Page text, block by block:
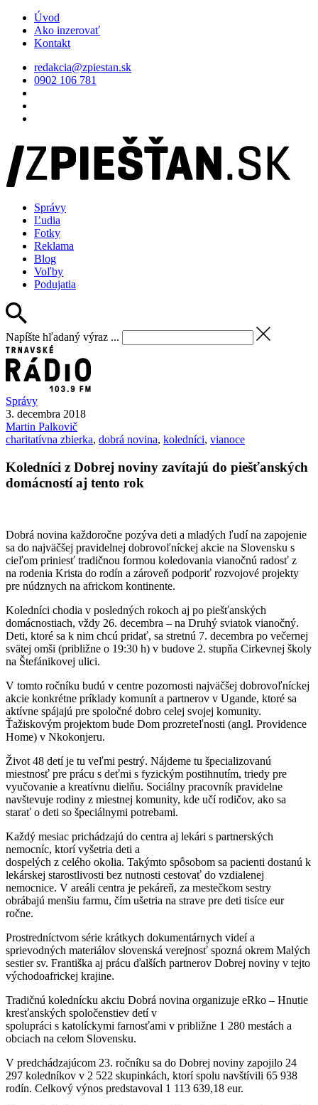
Úvod
Ako inzerovať
Kontakt
redakcia@zpiestan.sk
0902 106 781
Správy
Ľudia
Fotky
Reklama
Blog
Voľby
Podujatia
Napíšte hľadaný výraz ...
Správy
3. decembra 2018
Martin Palkovič
charitatívna zbierka, dobrá novina, koledníci, vianoce
Koledníci z Dobrej noviny zavítajú do piešťanských
domácností aj tento rok
Dobrá novina každoročne pozýva deti a mladých ľudí na zapojenie
sa do najväčšej pravidelnej dobrovoľníckej akcie na Slovensku s
cieľom priniesť tradičnou formou koledovania vianočnú radosť z
na rodenia Krista do rodín a zároveň podporiť rozvojové projekty
pre núdznych na africkom kontinente.
Koledníci chodia v posledných rokoch aj po piešťanských
domácnostiach, vždy 26. decembra – na Druhý sviatok vianočný.
Deti, ktoré sa k nim chcú pridať, sa stretnú 7. decembra po večernej
svätej omši (približne o 19:30 h) v budove 2. stupňa Cirkevnej školy
na Štefánikovej ulici.
V tomto ročníku budú v centre pozornosti najväčšej dobrovoľníckej
akcie konkrétne príklady komunít a partnerov v Ugande, ktoré sa
aktívne spájajú pre spoločné dobro celej svojej komunity.
Ťažiskovým projektom bude Dom prozreteľnosti (angl. Providence
Home) v Nkokonjeru.
Život 48 detí je tu veľmi pestrý. Nájdeme tu špecializovanú
miestnosť pre prácu s deťmi s fyzickým postihnutím, triedy pre
vyučovanie a kreatívnu dielňu. Sociálny pracovník pravidelne
navštevuje rodiny z miestnej komunity, kde učí rodičov, ako sa
starať o deti so špeciálnymi potrebami.
Každý mesiac prichádzajú do centra aj lekári s partnerských
nemocníc, ktorí vyšetria deti a
dospelých z celého okolia. Takýmto spôsobom sa pacienti dostanú k
lekárskej starostlivosti bez nutnosti cestovať do vzdialenej
nemocnice. V areáli centra je pekáreň, za mestečkom sestry
obrábajú menšiu farmu, čím ušetria na strave pre deti tisíce eur
ročne.
Prostredníctvom série krátkych dokumentárnych videí a
sprievodných materiálov slovenská verejnosť spozná okrem Malých
sestier sv. Františka aj prácu ďalších partnerov Dobrej noviny v tejto
východoafrickej krajine.
Tradičnú kolednícku akciu Dobrá novina organizuje eRko – Hnutie
kresťanských spoločenstiev detí v
spolupráci s katolíckymi farnosťami v približne 1 280 mestách a
obciach na celom Slovensku.
V predchádzajúcom 23. ročníku sa do Dobrej noviny zapojilo 24
297 koledníkov v 2 522 skupinkách, ktorí spolu navštívili 65 938
rodín. Celkový výnos predstavoval 1 113 639,18 eur.